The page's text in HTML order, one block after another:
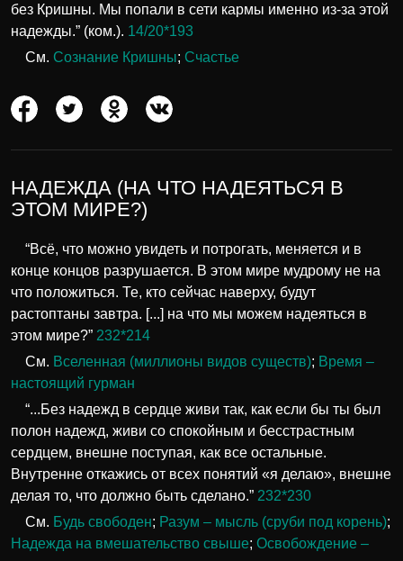
без Кришны. Мы попали в сети кармы именно из-за этой
надежды.” (ком.). 14/20*193
См. Сознание Кришны; Счастье
НАДЕЖДА (НА ЧТО НАДЕЯТЬСЯ В
ЭТОМ МИРЕ?)
“Всё, что можно увидеть и потрогать, меняется и в
конце концов разрушается. В этом мире мудрому не на
что положиться. Те, кто сейчас наверху, будут
растоптаны завтра. [...] на что мы можем надеяться в
этом мире?” 232*214
См. Вселенная (миллионы видов существ); Время –
настоящий гурман
“...Без надежд в сердце живи так, как если бы ты был
полон надежд, живи со спокойным и бесстрастным
сердцем, внешне поступая, как все остальные.
Внутренне откажись от всех понятий «я делаю», внешне
делая то, что должно быть сделано.” 232*230
См. Будь свободен; Разум – мысль (сруби под корень);
Надежда на вмешательство свыше; Освобождение –